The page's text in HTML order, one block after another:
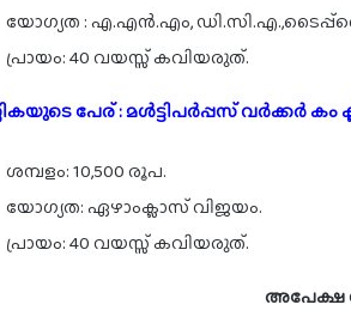
യോഗ്യത : എ.എൻ.എം,
പ്രായം: 40 വയസ്സ് കവിയരുത്.
പേര് : മൾട്ടിപർപ്പസ് വർക്കർ കം
ശമ്പളം: 10,500 രൂപ.
യോഗ്യത: ഏഴാംക്ലാസ് വിജയം.
പ്രായം: 40 വയസ്സ് കവിയരുത്.
അപേക്ഷ